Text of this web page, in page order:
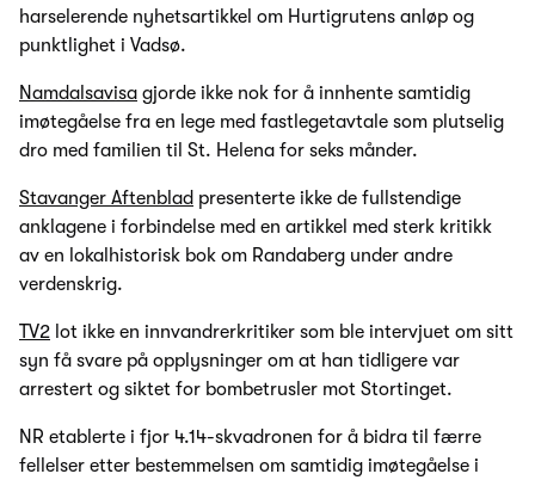
harselerende nyhetsartikkel om Hurtigrutens anløp og
punktlighet i Vadsø.
Namdalsavisa gjorde ikke nok for å innhente samtidig
imøtegåelse fra en lege med fastlegetavtale som plutselig
dro med familien til St. Helena for seks månder.
Stavanger Aftenblad presenterte ikke de fullstendige
anklagene i forbindelse med en artikkel med sterk kritikk
av en lokalhistorisk bok om Randaberg under andre
verdenskrig.
TV2 lot ikke en innvandrerkritiker som ble intervjuet om sitt
syn få svare på opplysninger om at han tidligere var
arrestert og siktet for bombetrusler mot Stortinget.
NR etablerte i fjor 4.14-skvadronen for å bidra til færre
fellelser etter bestemmelsen om samtidig imøtegåelse i